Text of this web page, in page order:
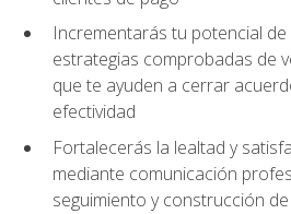
Incrementarás tu potencial
estrategias comprobadas de
que te ayuden a cerrar
efectividad
Fortalecerás la lealtad y
mediante comunicación
seguimiento y construcción